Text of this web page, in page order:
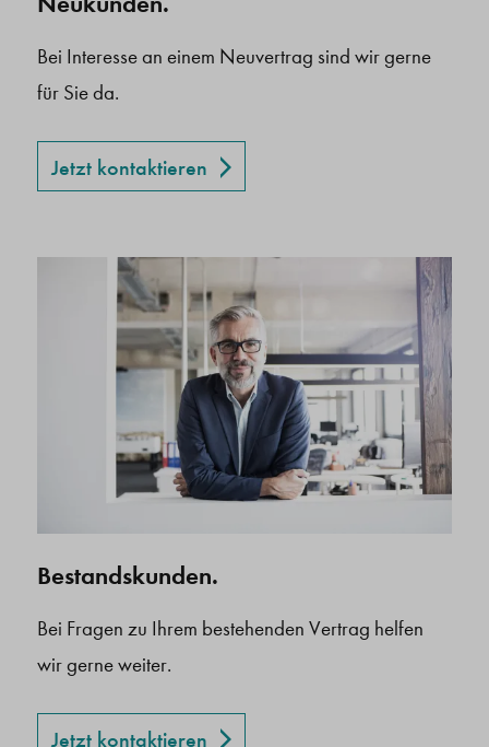
Bei Interesse an einem Neuvertrag sind wir gerne
für Sie da.
Jetzt kontaktieren
Bestandskunden.
Bei Fragen zu Ihrem bestehenden Vertrag helfen
wir gerne weiter.
Jetzt kontaktieren